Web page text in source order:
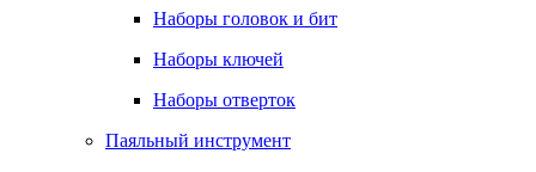
Наборы головок и бит
Наборы ключей
Наборы отверток
Паяльный инструмент